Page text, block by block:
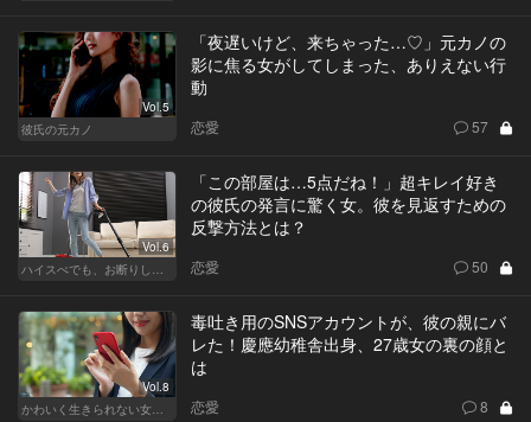
Vol.5
彼氏の元カノ
「夜遅いけど、来ちゃった…♡」元カノの
影に焦る女がしてしまった、ありえない行
動
恋愛 57
Vol.6
ハイスぺでも、お断りします！
「この部屋は…5点だね！」超キレイ好き
の彼氏の発言に驚く女。彼を見返すための
反撃方法とは？
恋愛 50
Vol.8
かわいく生きられない女たち
毒吐き用のSNSアカウントが、彼の親にバ
レた！慶應幼稚舎出身、27歳女の裏の顔と
は
恋愛 8